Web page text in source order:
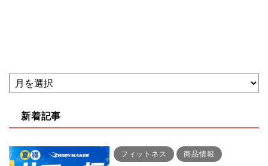
新着記事
フィットネス 商品情報